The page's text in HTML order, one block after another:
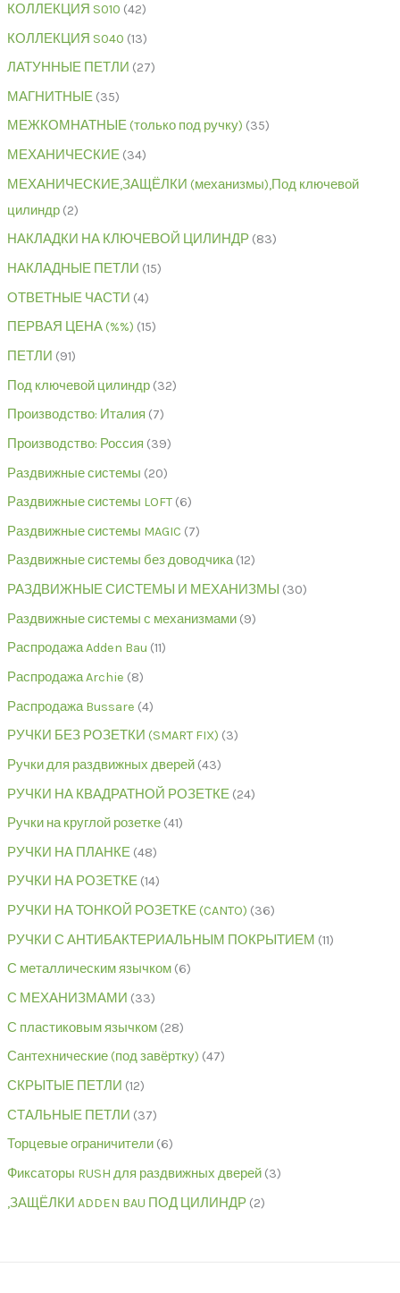
КОЛЛЕКЦИЯ S010 42
КОЛЛЕКЦИЯ S040 13
ЛАТУННЫЕ ПЕТЛИ 27
МАГНИТНЫЕ 35
МЕЖКОМНАТНЫЕ (только под ручку) 35
МЕХАНИЧЕСКИЕ 34
МЕХАНИЧЕСКИЕ,ЗАЩЁЛКИ (механизмы),Под ключевой
цилиндр 2
НАКЛАДКИ НА КЛЮЧЕВОЙ ЦИЛИНДР 83
НАКЛАДНЫЕ ПЕТЛИ 15
ОТВЕТНЫЕ ЧАСТИ 4
ПЕРВАЯ ЦЕНА (%%) 15
ПЕТЛИ 91
Под ключевой цилиндр 32
Производство: Италия 7
Производство: Россия 39
Раздвижные системы 20
Раздвижные системы LOFT 6
Раздвижные системы MAGIC 7
Раздвижные системы без доводчика 12
РАЗДВИЖНЫЕ СИСТЕМЫ И МЕХАНИЗМЫ
30
Раздвижные системы с механизмами 9
Распродажа Adden Bau 11
Распродажа Archie 8
Распродажа Bussare 4
РУЧКИ БЕЗ РОЗЕТКИ (SMART FIX) 3
Ручки для раздвижных дверей 43
РУЧКИ НА КВАДРАТНОЙ РОЗЕТКЕ 24
Ручки на круглой розетке 41
РУЧКИ НА ПЛАНКЕ 48
РУЧКИ НА РОЗЕТКЕ 14
РУЧКИ НА ТОНКОЙ РОЗЕТКЕ (CANTO) 36
РУЧКИ С АНТИБАКТЕРИАЛЬНЫМ ПОКРЫТИЕМ
11
С металлическим язычком 6
С МЕХАНИЗМАМИ 33
С пластиковым язычком 28
Сантехнические (под завёртку) 47
СКРЫТЫЕ ПЕТЛИ 12
СТАЛЬНЫЕ ПЕТЛИ 37
Торцевые ограничители 6
Фиксаторы RUSH для раздвижных дверей 3
,ЗАЩЁЛКИ ADDEN BAU ПОД ЦИЛИНДР 2